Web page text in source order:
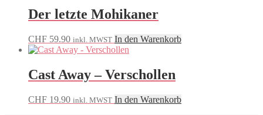
Der letzte Mohikaner
CHF 59.90 inkl. MWST In den Warenkorb
Cast Away – Verschollen
CHF 19.90 inkl. MWST In den Warenkorb